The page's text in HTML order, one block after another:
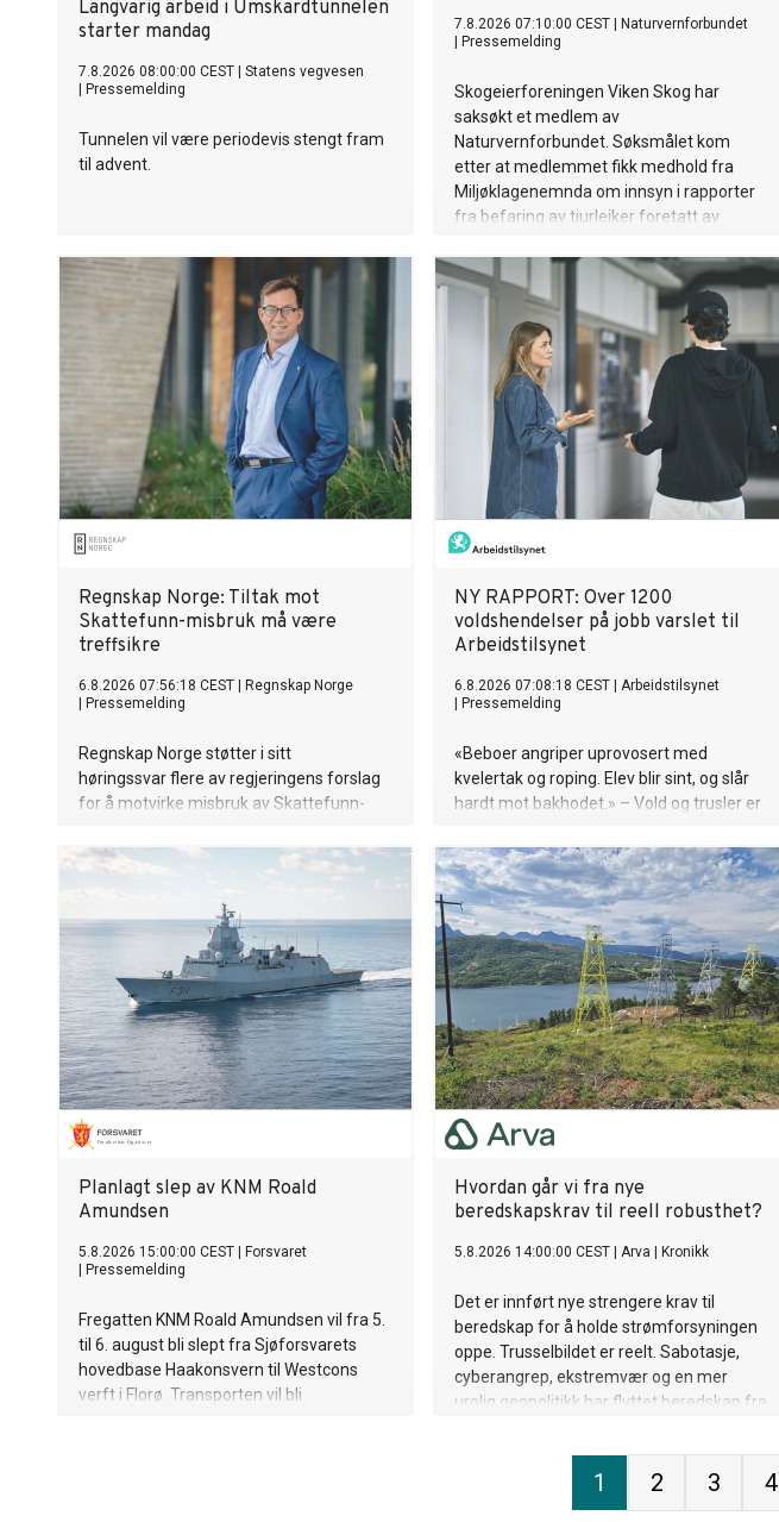
Langvarig arbeid i Umskardtunnelen
starter mandag
7.8.2026 08:00:00 CEST
Statens vegvesen
Pressemelding
Tunnelen vil være periodevis stengt fram
til advent.
7.8.2026 07:10:00 CEST
Naturvernforbundet
Pressemelding
Skogeierforeningen Viken Skog har
saksøkt et medlem av
Naturvernforbundet. Søksmålet kom
etter at medlemmet fikk medhold fra
Miljøklagenemnda om innsyn i rapporter
fra befaring av tiurleiker foretatt av
Regnskap Norge: Tiltak mot
Skattefunn-misbruk må være
treffsikre
6.8.2026 07:56:18 CEST
Regnskap Norge
Pressemelding
Regnskap Norge støtter i sitt
høringssvar flere av regjeringens forslag
for å motvirke misbruk av Skattefunn-
kan gjøre ordningen unødvendig
NY RAPPORT: Over 1200
voldshendelser på jobb varslet til
Arbeidstilsynet
6.8.2026 07:08:18 CEST
Arbeidstilsynet
Pressemelding
«Beboer angriper uprovosert med
kvelertak og roping. Elev blir sint, og slår
hardt mot bakhodet.» – Vold og trusler er
norsk arbeidsliv, sier direktør Ingvill
Kvernmo i Arbeidstilsynet.
Planlagt slep av KNM Roald
Amundsen
5.8.2026 15:00:00 CEST
Forsvaret
Pressemelding
Fregatten KNM Roald Amundsen vil fra 5.
til 6. august bli slept fra Sjøforsvarets
hovedbase Haakonsvern til Westcons
verft i Florø. Transporten vil bli
Hvordan går vi fra nye
beredskapskrav til reell robusthet?
5.8.2026 14:00:00 CEST Arva Kronikk
Det er innført nye strengere krav til
beredskap for å holde strømforsyningen
oppe. Trusselbildet er reelt. Sabotasje,
cyberangrep, ekstremvær og en mer
urolig geopolitikk har flyttet beredskap fra
det vanskeligste. Nå må vi gå fra krav til
1 2 3 4